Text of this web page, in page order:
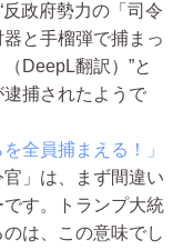
政府勢力の「司令
と手榴弾で捕まっ
DeepL翻訳）”と
捕されたようで
全員捕まえる！」
」は、まず間違い
す。トランプ大統
は、この意味でし